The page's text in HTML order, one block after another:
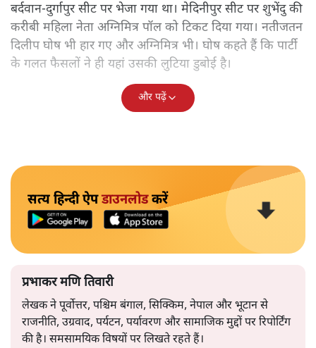
बर्दवान-दुर्गापुर सीट पर भेजा गया था। मेदिनीपुर सीट पर शुभेंदु की
करीबी महिला नेता अग्निमित्र पॉल को टिकट दिया गया। नतीजतन
दिलीप घोष भी हार गए और अग्निमित्र भी। घोष कहते हैं कि पार्टी
के गलत फैसलों ने ही यहां उसकी लुटिया डुबोई है।
और पढ़ें
सत्य हिन्दी ऐपडाउनलोडकरें
प्रभाकर मणि तिवारी
लेखक ने पूर्वोत्तर, पश्चिम बंगाल, सिक्किम, नेपाल और भूटान से
राजनीति, उग्रवाद, पर्यटन, पर्यावरण और सामाजिक मुद्दों पर रिपोर्टिंग
की है। समसामयिक विषयों पर लिखते रहते हैं।